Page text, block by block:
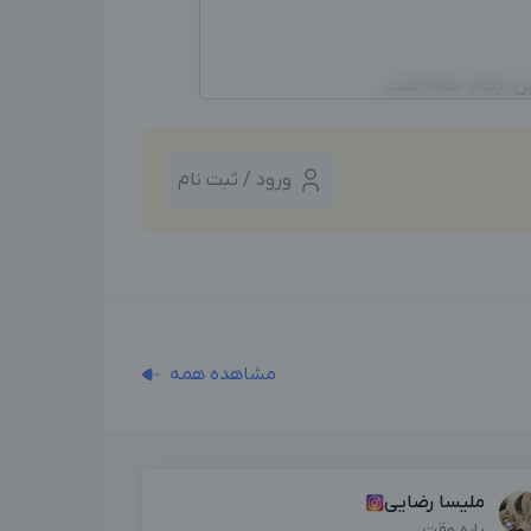
ایجاد شده است.
ورود / ثبت نام
مشاهده همه
ملیسا رضایی